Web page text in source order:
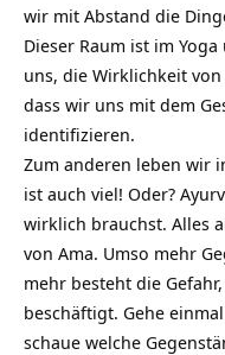
wir mit Abstand die
Dieser Raum ist im
uns, die Wirklichkeit
dass wir uns mit dem
identifizieren.
Zum anderen leben wir
ist auch viel! Oder?
wirklich brauchst. Alles
von Ama. Umso mehr
mehr besteht die
beschäftigt. Gehe
schaue welche